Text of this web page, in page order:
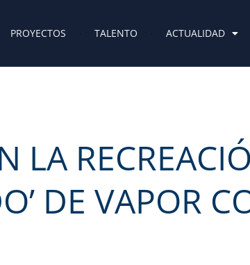
PROYECTOS TALENTO ACTUALIDAD
LA
DE VAPOR